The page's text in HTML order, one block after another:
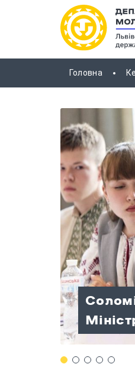
Головна